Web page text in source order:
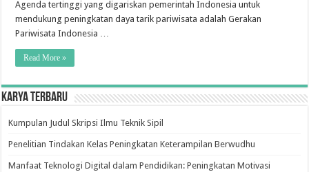
Agenda tertinggi yang digariskan pemerintah Indonesia untuk
mendukung peningkatan daya tarik pariwisata adalah Gerakan
Pariwisata Indonesia …
Read More »
Karya Terbaru
Kumpulan Judul Skripsi Ilmu Teknik Sipil
Penelitian Tindakan Kelas Peningkatan Keterampilan Berwudhu
Manfaat Teknologi Digital dalam Pendidikan: Peningkatan Motivasi